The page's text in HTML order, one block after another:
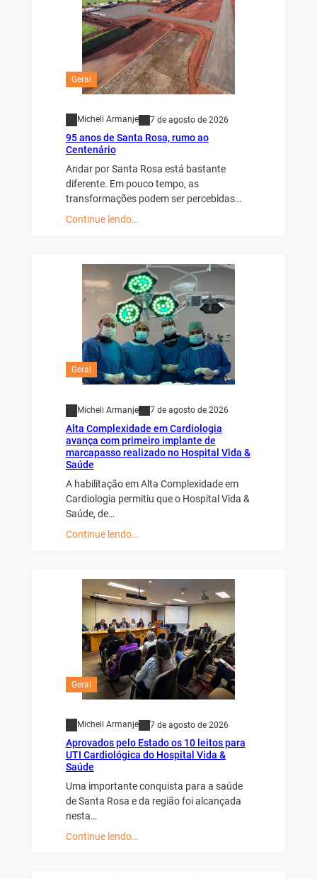
Geral
Micheli Armanje 7 de agosto de 2026
95 anos de Santa Rosa, rumo ao
Centenário
Andar por Santa Rosa está bastante
diferente. Em pouco tempo, as
transformações podem ser percebidas…
Continue lendo…
Geral
Micheli Armanje 7 de agosto de 2026
Alta Complexidade em Cardiologia
avança com primeiro implante de
marcapasso realizado no Hospital Vida &
Saúde
A habilitação em Alta Complexidade em
Cardiologia permitiu que o Hospital Vida &
Saúde, de…
Continue lendo…
Geral
Micheli Armanje 7 de agosto de 2026
Aprovados pelo Estado os 10 leitos para
UTI Cardiológica do Hospital Vida &
Saúde
Uma importante conquista para a saúde
de Santa Rosa e da região foi alcançada
nesta…
Continue lendo…